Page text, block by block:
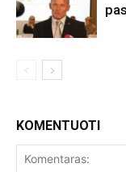
KOMENTUOTI